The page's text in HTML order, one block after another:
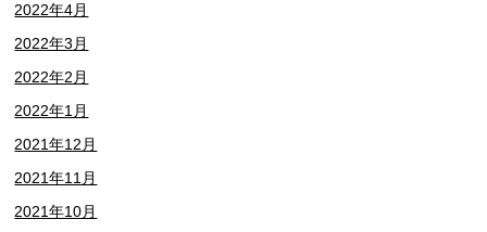
2022年4月
2022年3月
2022年2月
2022年1月
2021年12月
2021年11月
2021年10月